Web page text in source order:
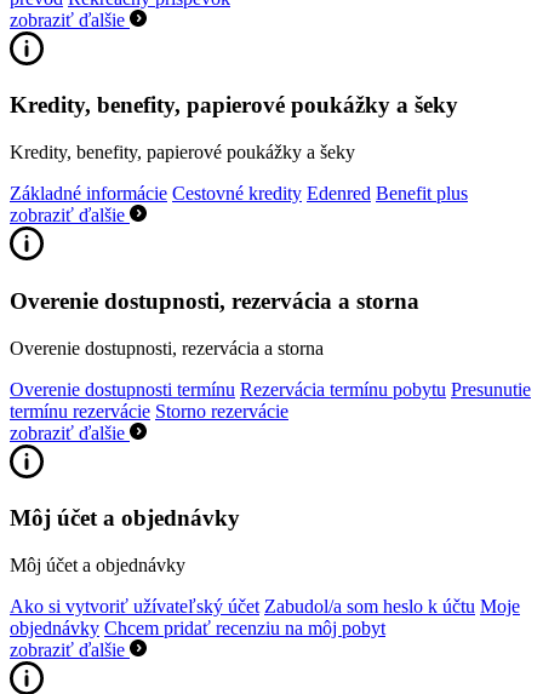
zobraziť ďalšie
Kredity, benefity, papierové poukážky a šeky
Kredity, benefity, papierové poukážky a šeky
Základné informácie Cestovné kredity Edenred Benefit plus
zobraziť ďalšie
Overenie dostupnosti, rezervácia a storna
Overenie dostupnosti, rezervácia a storna
Overenie dostupnosti termínu Rezervácia termínu pobytu Presunutie
termínu rezervácie Storno rezervácie
zobraziť ďalšie
Môj účet a objednávky
Môj účet a objednávky
Ako si vytvoriť užívateľský účet Zabudol/a som heslo k účtu Moje
objednávky Chcem pridať recenziu na môj pobyt
zobraziť ďalšie